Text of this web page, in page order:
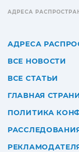
АДРЕСА
АДРЕСА
ВСЕ НОВОСТИ
ВСЕ СТАТЬИ
ГЛАВНАЯ
ПОЛИТИКА